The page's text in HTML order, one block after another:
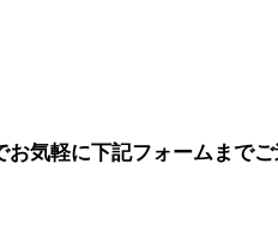
気軽に下記フォームまで